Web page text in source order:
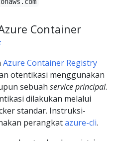
Container
Azure Container Registry
otentikasi menggunakan
sebuah service principal.
dilakukan melalui
standar. Instruksi-
perangkatazure-cli.